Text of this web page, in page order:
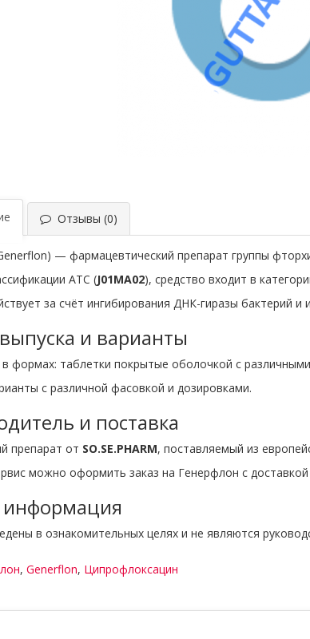
Отзывы (0)
— фармацевтический препарат группы
ATC (J01MA02), средство входит в
за счёт ингибирования ДНК-гиразы бактерий и
и варианты
в формах: таблетки покрытые оболочкой с
с различной фасовкой и дозировками.
и поставка
препарат от SO.SE.PHARM, поставляемый из
можно оформить заказ на Генерфлон с доставкой
в ознакомительных целях и не являются
, Generflon, Ципрофлоксацин